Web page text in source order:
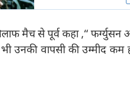
मैच से पूर्व कहा ,‘‘
उनकी वापसी की उम्मीद कम